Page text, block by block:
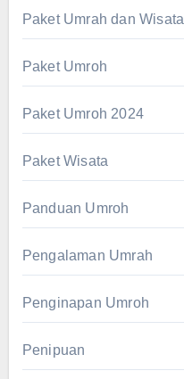
Paket Umrah dan Wisata
Paket Umroh
Paket Umroh 2024
Paket Wisata
Panduan Umroh
Pengalaman Umrah
Penginapan Umroh
Penipuan